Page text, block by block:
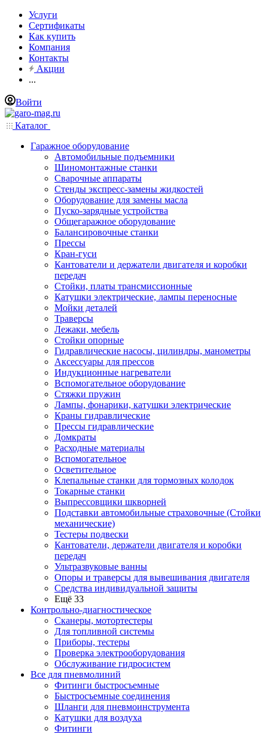
Услуги
Сертификаты
Как купить
Компания
Контакты
Акции
...
Войти
Каталог
Гаражное оборудование
Автомобильные подъемники
Шиномонтажные станки
Сварочные аппараты
Стенды экспресс-замены жидкостей
Оборудование для замены масла
Пуско-зарядные устройства
Общегаражное оборудование
Балансировочные станки
Прессы
Кран-гуси
Кантователи и держатели двигателя и коробки
передач
Стойки, платы трансмиссионные
Катушки электрические, лампы переносные
Мойки деталей
Траверсы
Лежаки, мебель
Стойки опорные
Гидравлические насосы, цилиндры, манометры
Аксессуары для прессов
Индукционные нагреватели
Вспомогательное оборудование
Стяжки пружин
Лампы, фонарики, катушки электрические
Краны гидравлические
Прессы гидравлические
Домкраты
Расходные материалы
Вспомогательное
Осветительное
Клепальные станки для тормозных колодок
Токарные станки
Выпрессовщики шкворней
Подставки автомобильные страховочные (Стойки
механические)
Тестеры подвески
Кантователи, держатели двигателя и коробки
передач
Ультразвуковые ванны
Опоры и траверсы для вывешивания двигателя
Средства индивидуальной защиты
Ещё 33
Контрольно-диагностическое
Сканеры, мотортестеры
Для топливной системы
Приборы, тестеры
Проверка электрооборудования
Обслуживание гидросистем
Все для пневмолиний
Фитинги быстросъемные
Быстросъемные соединения
Шланги для пневмоинструмента
Катушки для воздуха
Фитинги